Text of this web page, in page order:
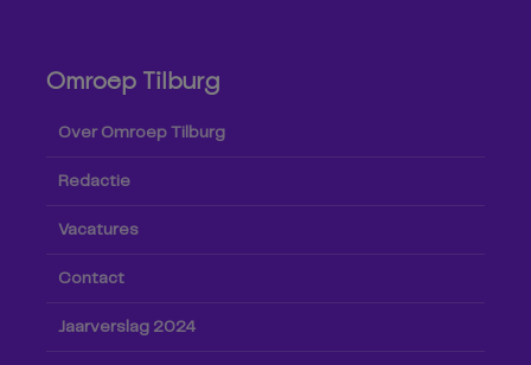
Omroep Tilburg
Over Omroep Tilburg
Redactie
Vacatures
Contact
Jaarverslag 2024